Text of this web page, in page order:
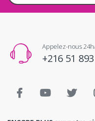
Appelez-nous
+216 51